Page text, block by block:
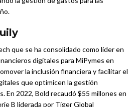
que se ha consolidado como líder en
digitales para MiPymes en
la inclusión financiera y facilitar el
que optimicen la gestión
En 2022, Bold recaudó $55 millones en
B liderada por Tiger Global